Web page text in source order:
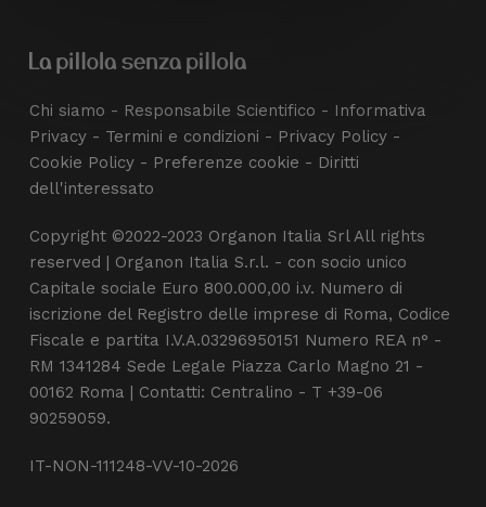
Chi siamo - Responsabile Scientifico - Informativa
Privacy- Termini e condizioni - Privacy Policy-
Cookie Policy- Preferenze cookie - Diritti
dell'interessato
Copyright ©2022-2023 Organon Italia Srl All rights
reserved | Organon Italia S.r.l. - con socio unico
Capitale sociale Euro 800.000,00 i.v. Numero di
iscrizione del Registro delle imprese di Roma, Codice
Fiscale e partita I.V.A.03296950151 Numero REA n° -
RM 1341284 Sede Legale Piazza Carlo Magno 21 -
00162 Roma | Contatti: Centralino - T +39-06
90259059.
IT-NON-111248-VV-10-2026